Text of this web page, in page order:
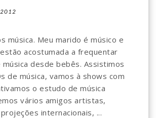
música. Meu marido é músico e
acostumada a frequentar
desde bebês. Assistimos
de música, vamos à shows com
o estudo de música
vários amigos artistas,
internacionais, ...